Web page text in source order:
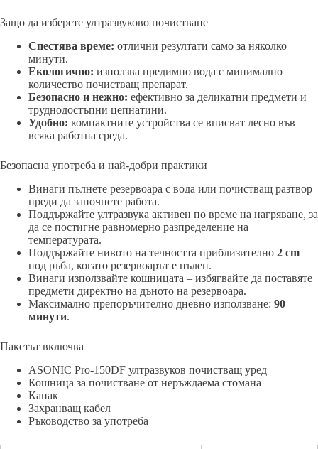
Защо да изберете ултразвуково почистване
Спестява време: отлични резултати само за няколко
минути.
Екологично: използва предимно вода с минимално
количество почистващ препарат.
Безопасно и нежно: ефективно за деликатни предмети и
труднодостъпни цепнатини.
Удобно: компактните устройства се вписват лесно във
всяка работна среда.
Безопасна употреба и най-добри практики
Винаги пълнете резервоара с вода или почистващ разтвор
преди да започнете работа.
Поддържайте ултразвука активен по време на нагряване, за
да се постигне равномерно разпределение на
температурата.
Поддържайте нивото на течността приблизително 2 cm
под ръба, когато резервоарът е пълен.
Винаги използвайте кошницата – избягвайте да поставяте
предмети директно на дъното на резервоара.
Максимално препоръчително дневно използване: 90
минути.
Пакетът включва
ASONIC Pro-150DF ултразвуков почистващ уред
Кошница за почистване от неръждаема стомана
Капак
Захранващ кабел
Ръководство за употреба